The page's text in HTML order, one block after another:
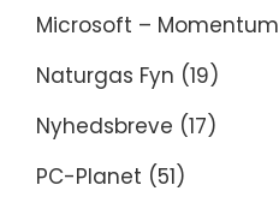
Microsoft – Momentum
Naturgas Fyn (19)
Nyhedsbreve (17)
PC-Planet (51)